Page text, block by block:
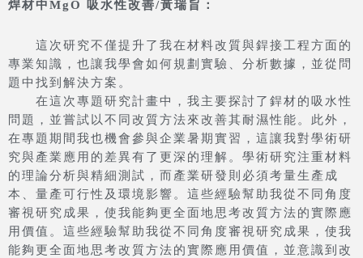
焊材中MgO 吸水性改善/黃瑞旨：
這次研究不僅提升了我在材料改質與銲接工程方面的
專業知識，也讓我學會如何規劃實驗、分析數據，並從問
題中找到解決方案。
在這次專題研究計畫中，我主要探討了銲材的吸水性
問題，並嘗試以不同改質方法來改善其耐濕性能。此外，
在專題期間我也機會參與企業暑期實習，這讓我對學術研
究與產業應用的差異有了更深的理解。學術研究注重材料
的理論分析與精細測試，而產業研發則必須考量生產成
本、量產可行性及環境影響。這些經驗幫助我從不同角度
審視研究成果，使我能夠更全面地思考改質方法的實際應
用價值。這些經驗幫助我從不同角度審視研究成果，使我
能夠更全面地思考改質方法的實際應用價值，並意識到改